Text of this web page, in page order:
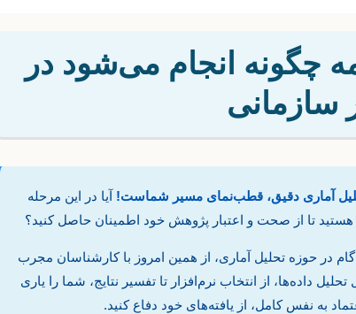
چگونه انجام می‌شود در
سازمانی
آماری دقیق، قطب‌نمای مسیر شماست! آیا در این مرحله
تا از صحت و اعتبار پژوهش خود اطمینان حاصل کنید؟
در حوزه تحلیل آماری، از همین امروز با کارشناسان مجرب
داده‌ها، از انتخاب نرم‌افزار تا تفسیر نتایج، شما را یاری
به نفس کامل، از یافته‌های خود دفاع کنید.